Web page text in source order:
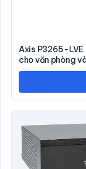
Axis P3265-
cho văn phòng